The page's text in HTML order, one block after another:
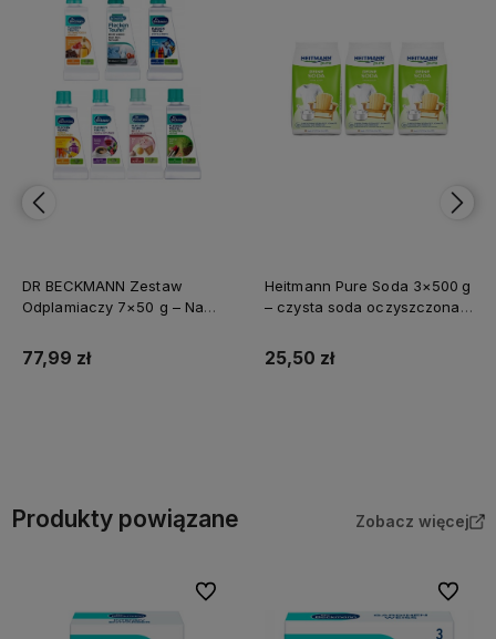
DR BECKMANN Zestaw
Odplamiaczy 7×50 g – Na
Niemiec
77,99 zł
Heitmann Pure Soda 3×500 g
– czysta soda oczyszczona z
wszechstronnego użytku
25,50 zł
Produkty powiązane Zobacz więcej
Do ulubionych Do